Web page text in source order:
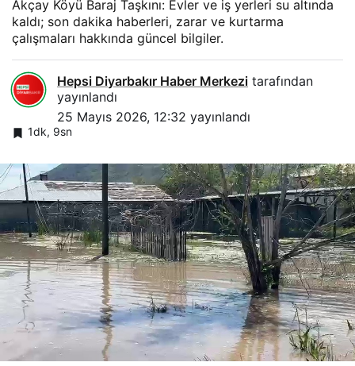
Akçay Köyü Baraj Taşkını: Evler ve iş yerleri su altında
kaldı; son dakika haberleri, zarar ve kurtarma
çalışmaları hakkında güncel bilgiler.
Hepsi Diyarbakır Haber Merkezi tarafından
yayınlandı
25 Mayıs 2026, 12:32 yayınlandı
1dk, 9sn